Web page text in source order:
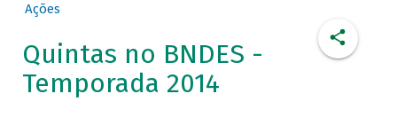
Ações
Quintas no BNDES -
Temporada 2014